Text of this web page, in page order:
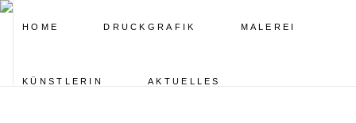
HOME DRUCKGRAFIK MALEREI
KÜNSTLERIN AKTUELLES